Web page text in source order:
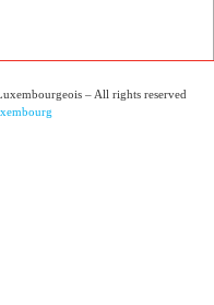
– All rights reserved